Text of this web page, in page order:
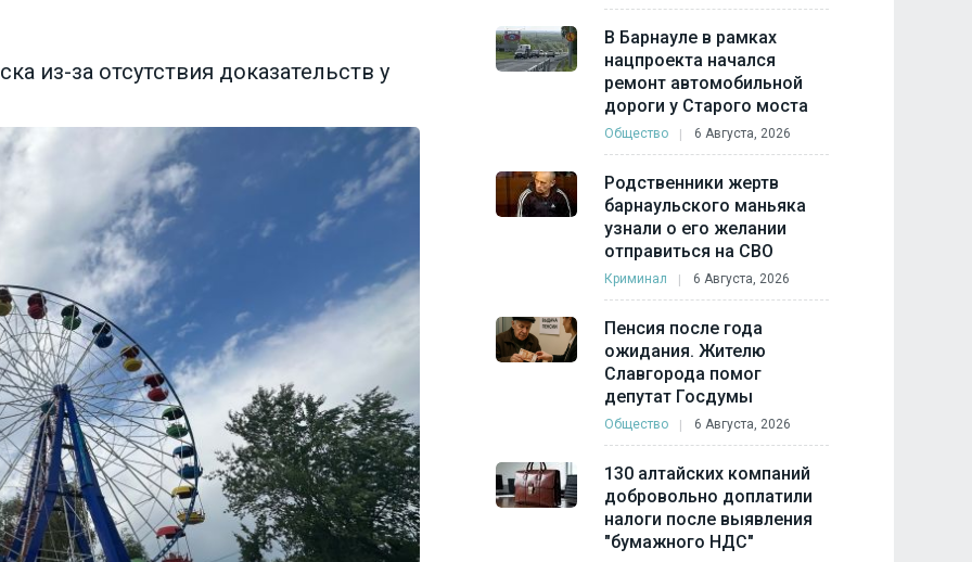
из-за отсутствия доказательств у
В Барнауле в рамках
нацпроекта начался
ремонт автомобильной
дороги у Старого моста
Общество 6 Августа, 2026
Родственники жертв
барнаульского маньяка
узнали о его желании
отправиться на СВО
Криминал 6 Августа, 2026
Пенсия после года
ожидания. Жителю
Славгорода помог
депутат Госдумы
Общество 6 Августа, 2026
130 алтайских компаний
добровольно доплатили
налоги после выявления
"бумажного НДС"